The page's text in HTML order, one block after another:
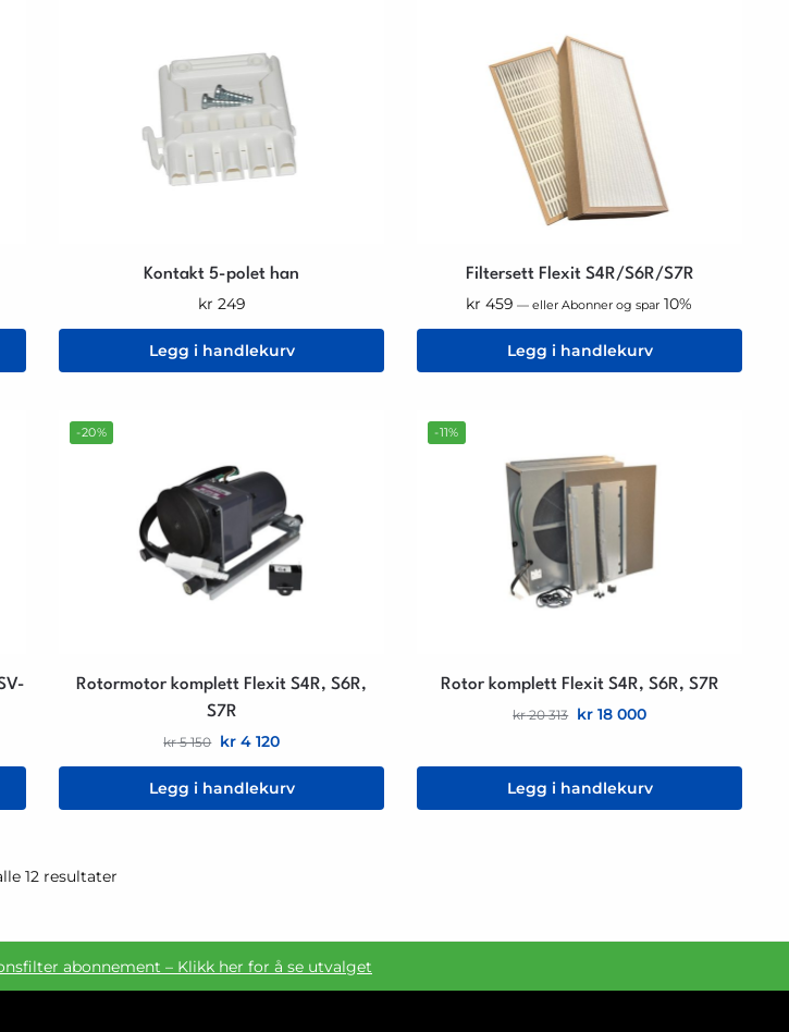
Kontakt 5-polet han
kr 249
Legg i handlekurv
Filtersett Flexit S4R/S6R/S7R
kr 459 —eller Abonner og spar 10%
Legg i handlekurv
-20%
Rotormotor komplett Flexit S4R, S6R,
S7R
kr5 150 kr 4 120
Legg i handlekurv
-11%
Rotor komplett Flexit S4R, S6R, S7R
kr20 313 kr 18 000
Legg i handlekurv
12 resultater
abonnement – Klikk her for å se utvalget